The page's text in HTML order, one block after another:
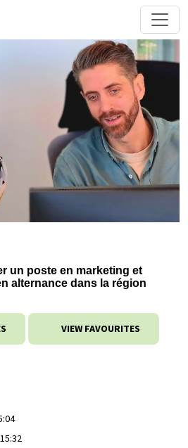
un poste en marketing et
alternance dans la région
VIEW FAVOURITES